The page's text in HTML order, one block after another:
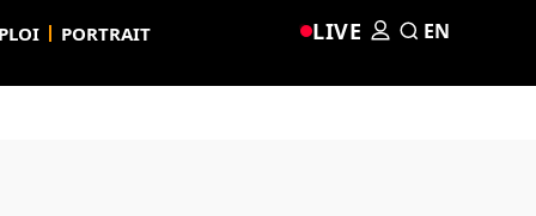
PORTRAIT LIVE EN